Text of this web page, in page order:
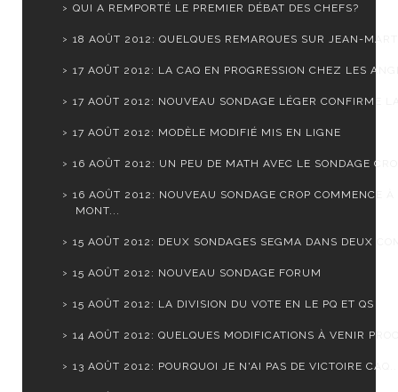
QUI A REMPORTÉ LE PREMIER DÉBAT DES CHEFS?
18 AOÛT 2012: QUELQUES REMARQUES SUR JEAN-
17 AOÛT 2012: LA CAQ EN PROGRESSION CHEZ LES
17 AOÛT 2012: NOUVEAU SONDAGE LÉGER CONFIRME
17 AOÛT 2012: MODÈLE MODIFIÉ MIS EN LIGNE
16 AOÛT 2012: UN PEU DE MATH AVEC LE SONDAGE
16 AOÛT 2012: NOUVEAU SONDAGE CROP COMMENCE À
MONT...
15 AOÛT 2012: DEUX SONDAGES SEGMA DANS DEUX
15 AOÛT 2012: NOUVEAU SONDAGE FORUM
15 AOÛT 2012: LA DIVISION DU VOTE EN LE PQ ET QS
14 AOÛT 2012: QUELQUES MODIFICATIONS À VENIR
13 AOÛT 2012: POURQUOI JE N'AI PAS DE VICTOIRE